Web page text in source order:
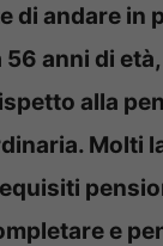
di andare in
anni di età,
alla
Molti
e